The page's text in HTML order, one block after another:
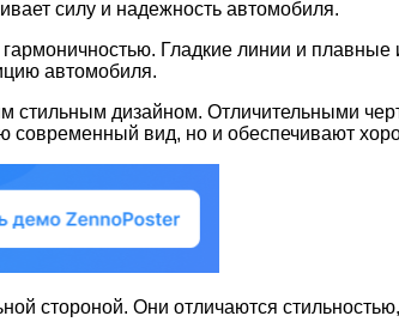
силу и надежность автомобиля.
Гладкие линии и плавные
автомобиля.
стильным дизайном. Отличительными
вид, но и обеспечивают
стороной. Они отличаются